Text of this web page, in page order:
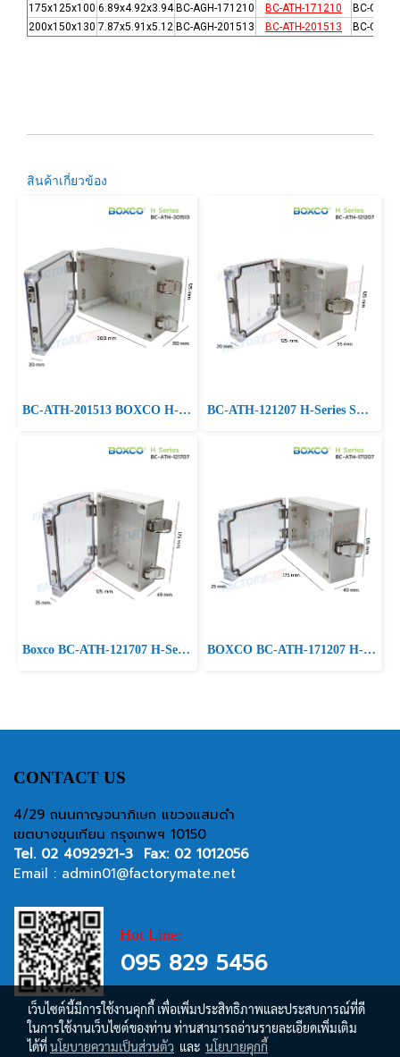
175x125x100 6.89x4.92x3.94 BC-AGH-171210 BC-ATH-171210
BC-CGH-
200x150x130 7.87x5.91x5.12 BC-AGH-201513 BC-ATH-201513 BC-CGH-
สินค้าเกี่ยวข้อง
BC-ATH-201513 BOXCO H-Series Small Size, ABS,Clear Cover BC-ATH-121207 H-Series Small Size, Clear Cover, ABS Plastic
Boxco BC-ATH-121707 H-Series Small Size, Clear Cover, ABS Plastic BOXCO BC-ATH-171207 H-Series Small Size, Clear Cover, ABS
CONTACT US
4/29 ถนนกาญจนาภิเษก แขวงแสมดำ
เขตบางขุนเทียน กรุงเทพฯ 10150
Tel. 02 4092921-3 Fax: 02 1012056
Email : admin01@factorymate.net
Hot Line:
095 829 5456
เว็บไซต์นี้มีการใช้งานคุกกี้ เพื่อเพิ่มประสิทธิภาพและประสบการณ์ที่ดี
ในการใช้งานเว็บไซต์ของท่าน ท่านสามารถอ่านรายละเอียดเพิ่มเติม
ได้ที่นโยบายความเป็นส่วนตัว และ นโยบายคุกกี้